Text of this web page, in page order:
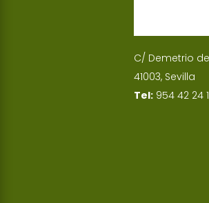
C/ Demetrio de
41003, Sevilla
Tel: 954 42 24